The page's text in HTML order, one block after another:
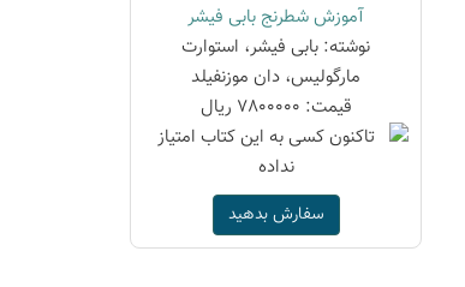
آموزش شطرنج بابی فیشر
نوشته: بابی فیشر، استوارت
مارگولیس، دان موزنفیلد
قیمت: 7800000 ریال
سفارش بدهید